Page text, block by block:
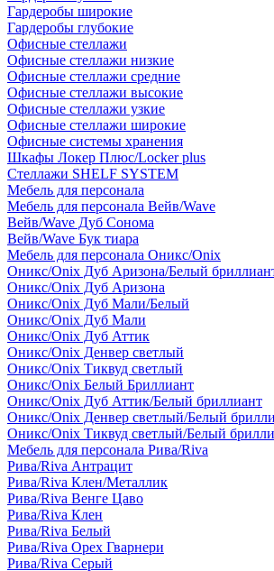
Гардеробы широкие
Гардеробы глубокие
Офисные стеллажи
Офисные стеллажи низкие
Офисные стеллажи средние
Офисные стеллажи высокие
Офисные стеллажи узкие
Офисные стеллажи широкие
Офисные системы хранения
Шкафы Локер Плюс/Locker plus
Стеллажи SHELF SYSTEM
Мебель для персонала
Мебель для персонала Вейв/Wave
Вейв/Wave Дуб Сонома
Вейв/Wave Бук тиара
Мебель для персонала Оникс/Onix
Оникс/Onix Дуб Аризона/Белый
Оникс/Onix Дуб Аризона
Оникс/Onix Дуб Мали/Белый
Оникс/Onix Дуб Мали
Оникс/Onix Дуб Аттик
Оникс/Onix Денвер светлый
Оникс/Onix Тиквуд светлый
Оникс/Onix Белый Бриллиант
Оникс/Onix Дуб Аттик/Белый бриллиант
Оникс/Onix Денвер светлый/Белый
Оникс/Onix Тиквуд светлый/Белый
Мебель для персонала Рива/Riva
Рива/Riva Антрацит
Рива/Riva Клен/Металлик
Рива/Riva Венге Цаво
Рива/Riva Клен
Рива/Riva Белый
Рива/Riva Орех Гварнери
Рива/Riva Серый